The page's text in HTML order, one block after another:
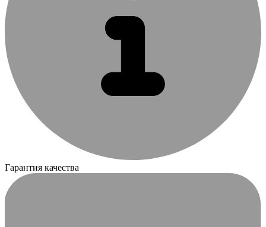
Гарантия качества